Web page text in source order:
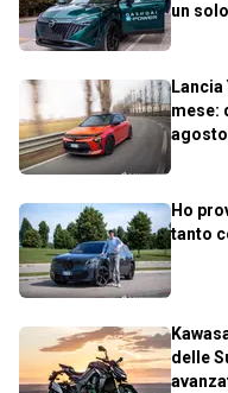
un
Lancia
mese:
Ho
tanto
delle